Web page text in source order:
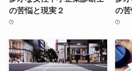
の苦悩と現実２
の